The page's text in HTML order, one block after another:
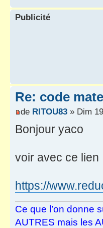
Publicité
Re: code
de RITOU83 » Dim
Bonjour yaco
voir avec ce lien
https://
Ce que l’on donne
AUTRES mais les